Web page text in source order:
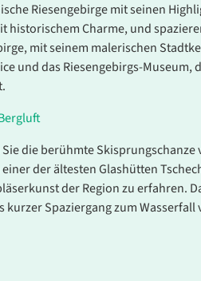
Riesengebirge mit seinen
Charme, und
mit seinem malerischen
und das Riesengebirgs-Museum,
die berühmte
der ältesten Glashütten
der Region zu erfahren.
Spaziergang zum